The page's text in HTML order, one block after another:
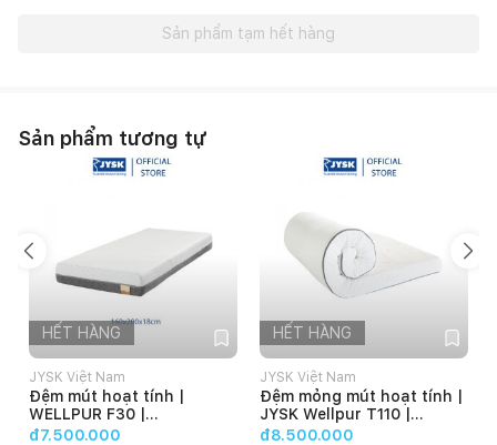
Sản phẩm tạm hết hàng
Sản phẩm tương tự
HẾT HÀNG
JYSK Việt Nam
Đệm mút hoạt tính |
WELLPUR F30 |
R160xD200xC18cm
đ7.500.000
HẾT HÀNG
JYSK Việt Nam
Đệm mỏng mút hoạt tính |
JYSK Wellpur T110 |
R180xD200xC10cm
đ8.500.000